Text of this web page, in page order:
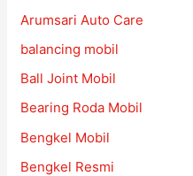
Arumsari Auto Care
balancing mobil
Ball Joint Mobil
Bearing Roda Mobil
Bengkel Mobil
Bengkel Resmi